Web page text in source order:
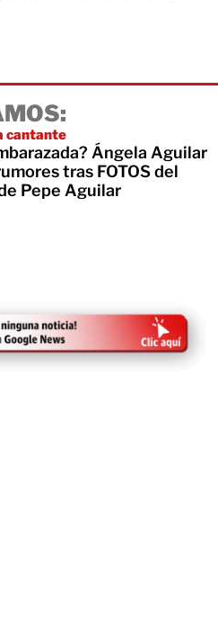
cantante
Ángela Aguilar
tras FOTOS del
Pepe Aguilar